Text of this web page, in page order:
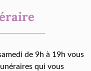
de 9h à 19h vous
qui vous